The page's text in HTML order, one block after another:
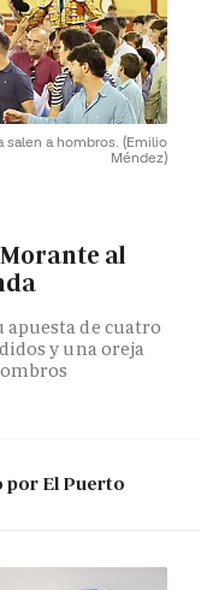
salen a hombros. (Emilio
Méndez)
al
de cuatro
y una oreja
por El Puerto